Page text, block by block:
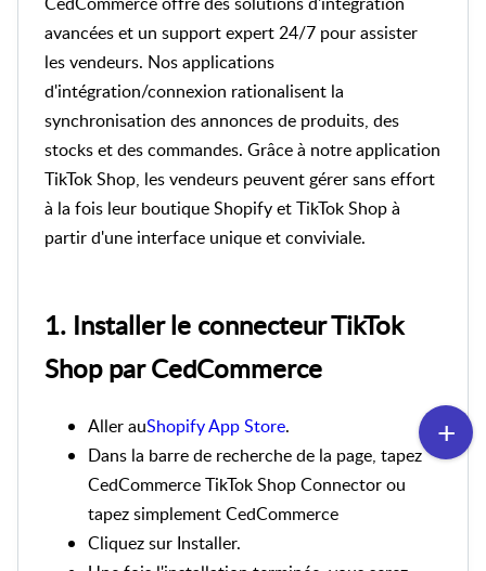
avancées et un support expert 24/7 pour assister
les vendeurs. Nos applications
d'intégration/connexion rationalisent la
synchronisation des annonces de produits, des
stocks et des commandes. Grâce à notre application
TikTok Shop, les vendeurs peuvent gérer sans effort
à la fois leur boutique Shopify et TikTok Shop à
partir d'une interface unique et conviviale.
1. Installer le connecteur TikTok
Shop par CedCommerce
Aller auShopify App Store.
Dans la barre de recherche de la page, tapez
CedCommerce TikTok Shop Connector ou
tapez simplement CedCommerce
Cliquez sur Installer.